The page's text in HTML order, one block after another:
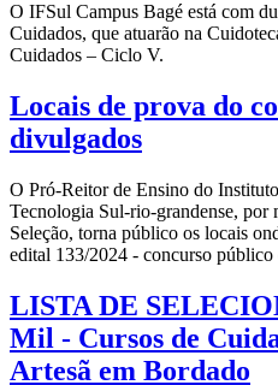
O IFSul Campus Bagé está com
Cuidados, que atuarão na
Cuidados – Ciclo V.
Locais de prova do
divulgados
O Pró-Reitor de Ensino do
Tecnologia Sul-rio-grandense, por
Seleção, torna público os locais
edital 133/2024 - concurso público
LISTA DE
Mil - Cursos de
Artesã em Bordado